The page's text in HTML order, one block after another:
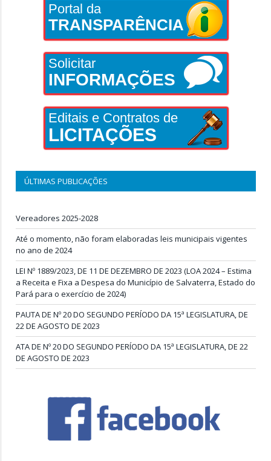
Portal da
TRANSPARÊNCIA
Solicitar
INFORMAÇÕES
Editais e Contratos de
LICITAÇÕES
ÚLTIMAS PUBLICAÇÕES
Vereadores 2025-2028
Até o momento, não foram elaboradas leis municipais vigentes
no ano de 2024
LEI Nº 1889/2023, DE 11 DE DEZEMBRO DE 2023 (LOA 2024 – Estima
a Receita e Fixa a Despesa do Município de Salvaterra, Estado do
Pará para o exercício de 2024)
PAUTA DE Nº 20 DO SEGUNDO PERÍODO DA 15ª LEGISLATURA, DE
22 DE AGOSTO DE 2023
ATA DE Nº 20 DO SEGUNDO PERÍODO DA 15ª LEGISLATURA, DE 22
DE AGOSTO DE 2023